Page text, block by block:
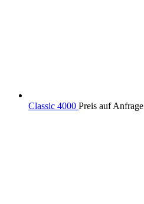
Classic 4000 Preis auf Anfrage